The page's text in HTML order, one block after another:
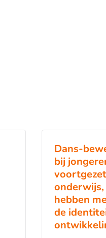
Dans-
bij
onderwijs,
hebben
de